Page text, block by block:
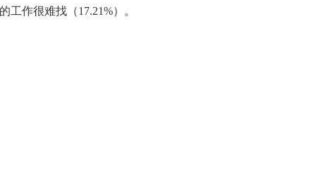
工作很难找（17.21%）。